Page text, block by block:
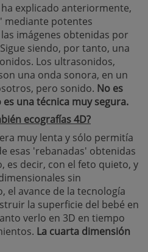
explicado anteriormente,
mediante potentes
imágenes obtenidas por
siendo, por tanto, una
Los ultrasonidos,
una onda sonora, en un
pero sonido. No es
una técnica muy segura.
ecografías 4D?
muy lenta y sólo permitía
esas 'rebanadas' obtenidas
es decir, con el feto quieto, y
sin
el avance de la tecnología
la superficie del bebé en
verlo en 3D en tiempo
La cuarta dimensión